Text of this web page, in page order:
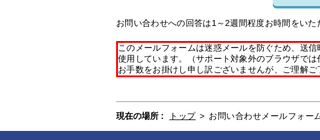
お問い合わせへの回答は1～2週間程度お時間をいた
このメールフォームは迷惑メールを防ぐため、送
使用しています。（サポート対象外のブラウザでは
お手数をお掛けし申し訳ございませんが、ご理解ご
現在の場所 : トップ > お問い合わせメールフォー